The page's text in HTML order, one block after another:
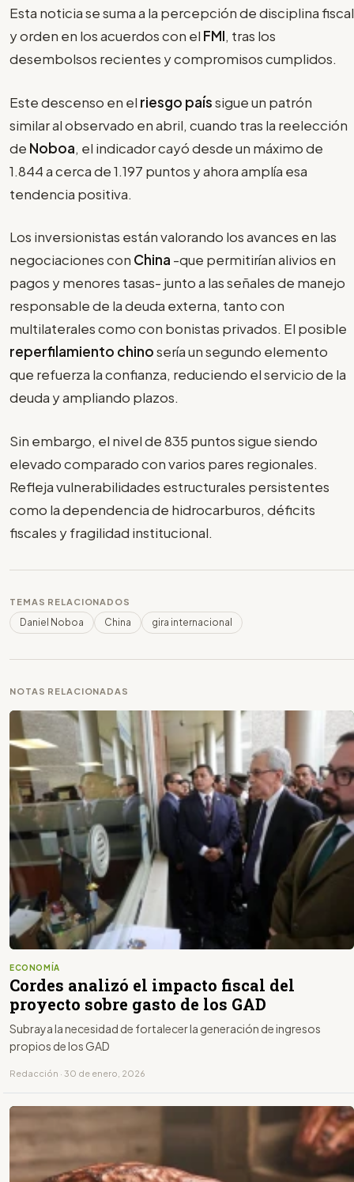
Esta noticia se suma a la percepción de disciplina fiscal
y orden en los acuerdos con el FMI, tras los
desembolsos recientes y compromisos cumplidos.
Este descenso en el riesgo paíssigue un patrón
similar al observado en abril, cuando tras la reelección
de Noboa, el indicador cayó desde un máximo de
1.844 a cerca de 1.197 puntos y ahora amplía esa
tendencia positiva.
Los inversionistas están valorando los avances en las
negociaciones con China -que permitirían alivios en
pagos y menores tasas- junto a las señales de manejo
responsable de la deuda externa, tanto con
multilaterales como con bonistas privados. El posible
reperfilamiento chinosería un segundo elemento
que refuerza la confianza, reduciendo el servicio de la
deuda y ampliando plazos.
Sin embargo, el nivel de 835 puntos sigue siendo
elevado comparado con varios pares regionales.
Refleja vulnerabilidades estructurales persistentes
como la dependencia de hidrocarburos, déficits
fiscales y fragilidad institucional.
TEMAS RELACIONADOS
Daniel Noboa China gira internacional
NOTAS RELACIONADAS
ECONOMÍA
Cordes analizó el impacto fiscal del
proyecto sobre gasto de los GAD
Subraya la necesidad de fortalecer la generación de ingresos
propios de los GAD
Redacción · 30 de enero, 2026